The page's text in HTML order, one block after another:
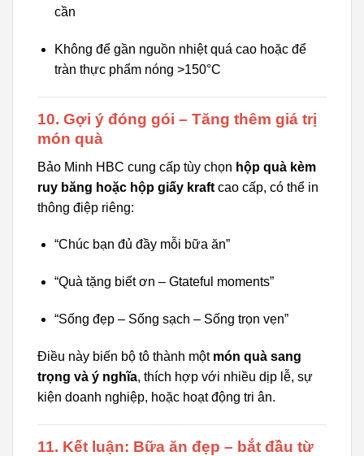
cần
Không để gần nguồn nhiệt quá cao hoặc để
tràn thực phẩm nóng >150°C
10. Gợi ý đóng gói – Tăng thêm giá trị
món quà
Bảo Minh HBC cung cấp tùy chọn hộp quà kèm
ruy băng hoặc hộp giấy kraft cao cấp, có thể in
thông điệp riêng:
“Chúc bạn đủ đầy mỗi bữa ăn”
“Quà tặng biết ơn – Gtateful moments”
“Sống đẹp – Sống sạch – Sống trọn vẹn”
Điều này biến bộ tô thành một món quà sang
trọng và ý nghĩa, thích hợp với nhiều dịp lễ, sự
kiện doanh nghiệp, hoặc hoạt động tri ân.
11. Kết luận: Bữa ăn đẹp – bắt đầu từ